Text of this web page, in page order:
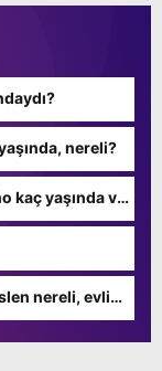
nereli?
kaç yaşında ve
nereli, evli